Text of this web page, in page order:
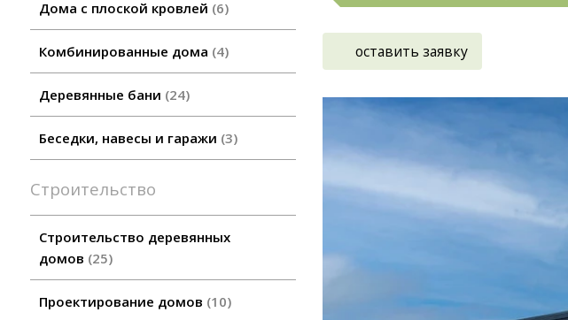
Дома с плоской кровлей 6
Комбинированные дома 4
Деревянные бани 24
Беседки, навесы и гаражи 3
Строительство
Строительство деревянных
домов 25
Проектирование домов 10
оставить заявку